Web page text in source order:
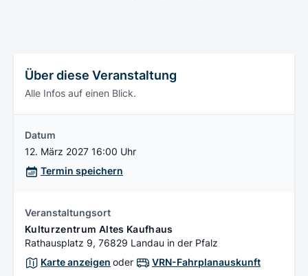
Über diese Veranstaltung
Alle Infos auf einen Blick.
Datum
12. März 2027 16:00 Uhr
Termin speichern
Veranstaltungsort
Kulturzentrum Altes Kaufhaus
Rathausplatz 9, 76829 Landau in der Pfalz
Karte anzeigen oder VRN-Fahrplanauskunft